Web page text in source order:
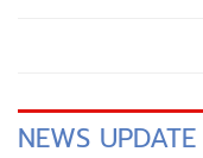
NEWS UPDATE